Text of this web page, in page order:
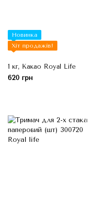
Новинка
Хіт продажів!
1 кг, Какао Royal Life
620 грн